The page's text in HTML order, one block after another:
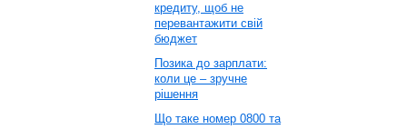
кредиту, щоб не
перевантажити свій
бюджет
Позика до зарплати:
коли це – зручне
рішення
Що таке номер 0800 та